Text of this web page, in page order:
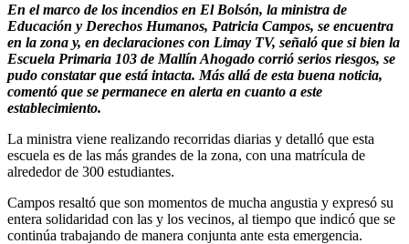
En el marco de los incendios en El Bolsón, la ministra de
Educación y Derechos Humanos, Patricia Campos, se encuentra
en la zona y, en declaraciones con Limay TV, señaló que si bien la
Escuela Primaria 103 de Mallín Ahogado corrió serios riesgos, se
pudo constatar que está intacta. Más allá de esta buena noticia,
comentó que se permanece en alerta en cuanto a este
establecimiento.
La ministra viene realizando recorridas diarias y detalló que esta
escuela es de las más grandes de la zona, con una matrícula de
alrededor de 300 estudiantes.
Campos resaltó que son momentos de mucha angustia y expresó su
entera solidaridad con las y los vecinos, al tiempo que indicó que se
continúa trabajando de manera conjunta ante esta emergencia.